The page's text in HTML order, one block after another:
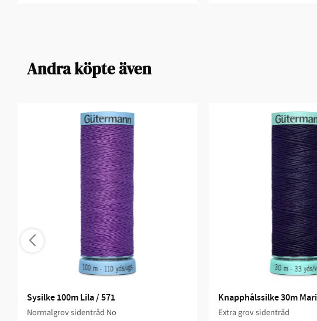
Andra köpte även
Sysilke 100m Lila / 571
Normalgrov sidentråd No
Knapphålssilke 30m
Extra grov sidentråd